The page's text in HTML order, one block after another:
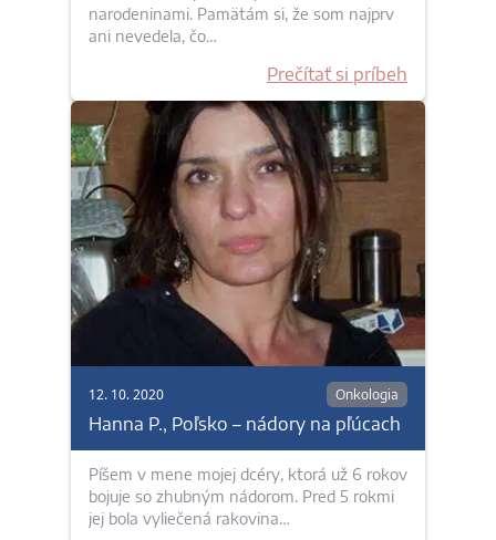
narodeninami. Pamätám si, že som najprv
ani nevedela, čo…
Prečítať si príbeh
12. 10. 2020 Onkologia
Hanna P., Poľsko – nádory na pľúcach
Píšem v mene mojej dcéry, ktorá už 6 rokov
bojuje so zhubným nádorom. Pred 5 rokmi
jej bola vyliečená rakovina…